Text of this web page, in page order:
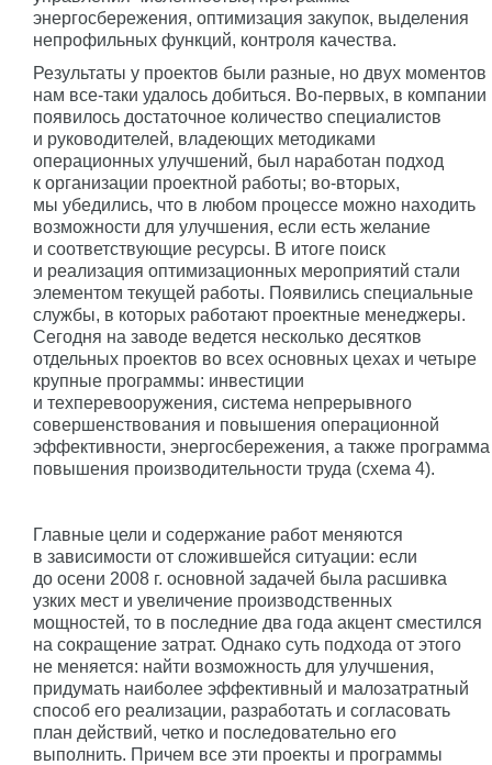
энергосбережения, оптимизация закупок, выделения
непрофильных функций, контроля качества.
Результаты у проектов были разные, но двух моментов
нам все-таки удалось добиться. Во-первых, в компании
появилось достаточное количество специалистов
и руководителей, владеющих методиками
операционных улучшений, был наработан подход
к организации проектной работы; во-вторых,
мы убедились, что в любом процессе можно находить
возможности для улучшения, если есть желание
и соответствующие ресурсы. В итоге поиск
и реализация оптимизационных мероприятий стали
элементом текущей работы. Появились специальные
службы, в которых работают проектные менеджеры.
Сегодня на заводе ведется несколько десятков
отдельных проектов во всех основных цехах и четыре
крупные программы: инвестиции
и техперевооружения, система непрерывного
совершенствования и повышения операционной
эффективности, энергосбережения, а также программа
повышения производительности труда (схема 4).
Главные цели и содержание работ меняются
в зависимости от сложившейся ситуации: если
до осени 2008 г. основной задачей была расшивка
узких мест и увеличение производственных
мощностей, то в последние два года акцент сместился
на сокращение затрат. Однако суть подхода от этого
не меняется: найти возможность для улучшения,
придумать наиболее эффективный и малозатратный
способ его реализации, разработать и согласовать
план действий, четко и последовательно его
выполнить. Причем все эти проекты и программы